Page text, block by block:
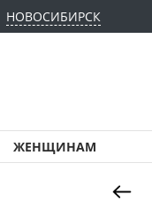
НОВОСИБИРСК
ЖЕНЩИНАМ